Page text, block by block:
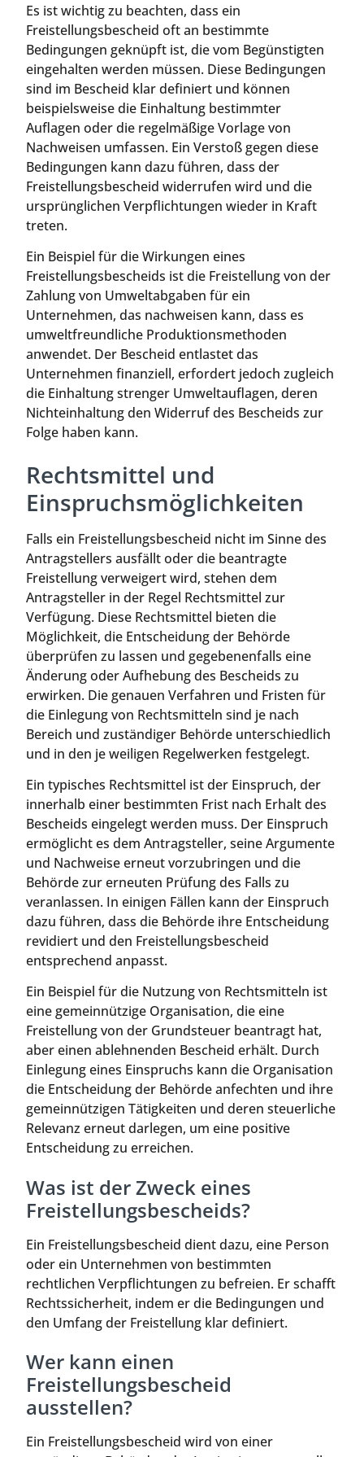
Es ist wichtig zu beachten, dass ein
Freistellungsbescheid oft an bestimmte
Bedingungen geknüpft ist, die vom Begünstigten
eingehalten werden müssen. Diese Bedingungen
sind im Bescheid klar definiert und können
beispielsweise die Einhaltung bestimmter
Auflagen oder die regelmäßige Vorlage von
Nachweisen umfassen. Ein Verstoß gegen diese
Bedingungen kann dazu führen, dass der
Freistellungsbescheid widerrufen wird und die
ursprünglichen Verpflichtungen wieder in Kraft
treten.
Ein Beispiel für die Wirkungen eines
Freistellungsbescheids ist die Freistellung von der
Zahlung von Umweltabgaben für ein
Unternehmen, das nachweisen kann, dass es
umweltfreundliche Produktionsmethoden
anwendet. Der Bescheid entlastet das
Unternehmen finanziell, erfordert jedoch zugleich
die Einhaltung strenger Umweltauflagen, deren
Nichteinhaltung den Widerruf des Bescheids zur
Folge haben kann.
Rechtsmittel und
Einspruchsmöglichkeiten
Falls ein Freistellungsbescheid nicht im Sinne des
Antragstellers ausfällt oder die beantragte
Freistellung verweigert wird, stehen dem
Antragsteller in der Regel Rechtsmittel zur
Verfügung. Diese Rechtsmittel bieten die
Möglichkeit, die Entscheidung der Behörde
überprüfen zu lassen und gegebenenfalls eine
Änderung oder Aufhebung des Bescheids zu
erwirken. Die genauen Verfahren und Fristen für
die Einlegung von Rechtsmitteln sind je nach
Bereich und zuständiger Behörde unterschiedlich
und in den je weiligen Regelwerken festgelegt.
Ein typisches Rechtsmittel ist der Einspruch, der
innerhalb einer bestimmten Frist nach Erhalt des
Bescheids eingelegt werden muss. Der Einspruch
ermöglicht es dem Antragsteller, seine Argumente
und Nachweise erneut vorzubringen und die
Behörde zur erneuten Prüfung des Falls zu
veranlassen. In einigen Fällen kann der Einspruch
dazu führen, dass die Behörde ihre Entscheidung
revidiert und den Freistellungsbescheid
entsprechend anpasst.
Ein Beispiel für die Nutzung von Rechtsmitteln ist
eine gemeinnützige Organisation, die eine
Freistellung von der Grundsteuer beantragt hat,
aber einen ablehnenden Bescheid erhält. Durch
Einlegung eines Einspruchs kann die Organisation
die Entscheidung der Behörde anfechten und ihre
gemeinnützigen Tätigkeiten und deren steuerliche
Relevanz erneut darlegen, um eine positive
Entscheidung zu erreichen.
Was ist der Zweck eines
Freistellungsbescheids?
Ein Freistellungsbescheid dient dazu, eine Person
oder ein Unternehmen von bestimmten
rechtlichen Verpflichtungen zu befreien. Er schafft
Rechtssicherheit, indem er die Bedingungen und
den Umfang der Freistellung klar definiert.
Wer kann einen
Freistellungsbescheid
ausstellen?
Ein Freistellungsbescheid wird von einer